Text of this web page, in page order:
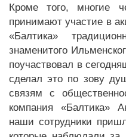
Кроме того, многие
принимают участие в
«Балтика»
знаменитого
поучаствовал в
сделал это по зову
связям с
компания «Балтика»
наши сотрудники